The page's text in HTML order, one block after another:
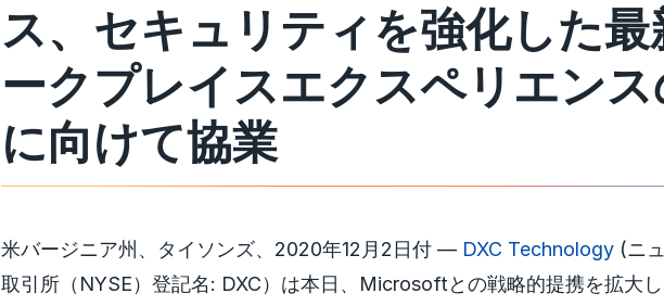
ス、セキュリティを強化した最
ークプレイスエクスペリエン
に向けて協業
米バージニア州、タイソンズ、2020年12月2日付 — DXC Technology(ニ
取引所（NYSE）登記名: DXC）は本日、Microsoftとの戦略的提携を拡大